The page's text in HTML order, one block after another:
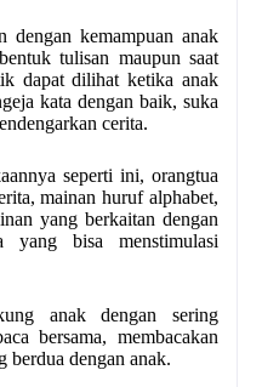
dengan kemampuan anak
tulisan maupun saat
dapat dilihat ketika anak
kata dengan baik, suka
cerita.
seperti ini, orangtua
mainan huruf alphabet,
yang berkaitan dengan
yang bisa menstimulasi
anak dengan sering
bersama, membacakan
berdua dengan anak.